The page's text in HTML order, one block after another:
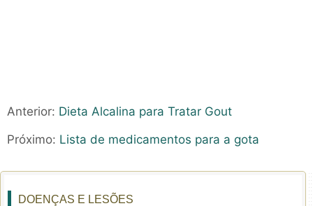
Anterior: Dieta Alcalina para Tratar Gout
Próximo: Lista de medicamentos para a gota
DOENÇAS E LESÕES